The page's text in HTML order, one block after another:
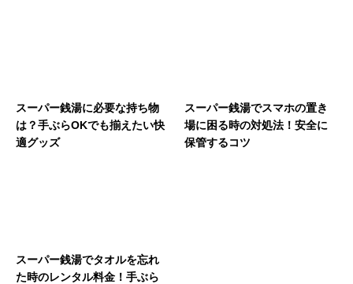
スーパー銭湯に必要な持ち物
は？手ぶらOKでも揃えたい快
適グッズ
スーパー銭湯でスマホの置き
場に困る時の対処法！安全に
保管するコツ
スーパー銭湯でタオルを忘れ
た時のレンタル料金！手ぶら